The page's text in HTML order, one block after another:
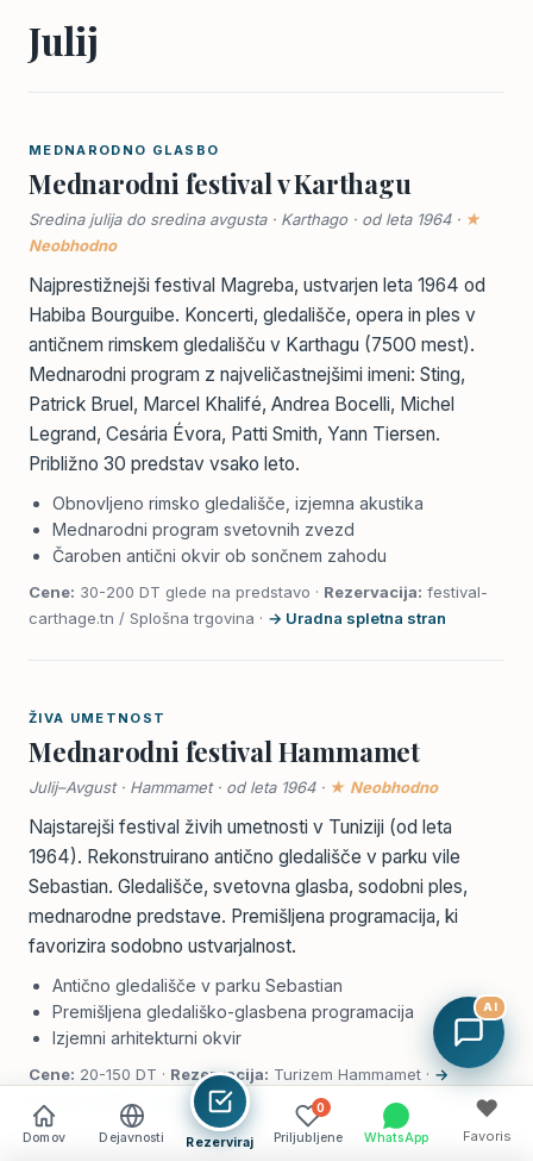
Julij
MEDNARODNO GLASBO
Mednarodni festival v Karthagu
Sredina julija do sredina avgusta · Karthago · od leta 1964 · ★
Neobhodno
Najprestižnejši festival Magreba, ustvarjen leta 1964 od
Habiba Bourguibe. Koncerti, gledališče, opera in ples v
antičnem rimskem gledališču v Karthagu (7500 mest).
Mednarodni program z najveličastnejšimi imeni: Sting,
Patrick Bruel, Marcel Khalifé, Andrea Bocelli, Michel
Legrand, Cesária Évora, Patti Smith, Yann Tiersen.
Približno 30 predstav vsako leto.
Obnovljeno rimsko gledališče, izjemna akustika
Mednarodni program svetovnih zvezd
Čaroben antični okvir ob sončnem zahodu
Cene: 30-200 DT glede na predstavo · Rezervacija: festival-
carthage.tn / Splošna trgovina · → Uradna spletna stran
ŽIVA UMETNOST
Mednarodni festival Hammamet
Julij–Avgust · Hammamet · od leta 1964 · ★ Neobhodno
Najstarejši festival živih umetnosti v Tuniziji (od leta
1964). Rekonstruirano antično gledališče v parku vile
Sebastian. Gledališče, svetovna glasba, sodobni ples,
mednarodne predstave. Premišljena programacija, ki
favorizira sodobno ustvarjalnost.
Antično gledališče v parku Sebastian
Premišljena gledališko-glasbena programacija
Izjemni arhitekturni okvir
Cene: 20-150 DT · Rezervacija: Turizem Hammamet · →
Uradna spletna stran
Domov Dejavnosti Rezerviraj
0
Priljubljene WhatsApp
♥
Favoris
AI